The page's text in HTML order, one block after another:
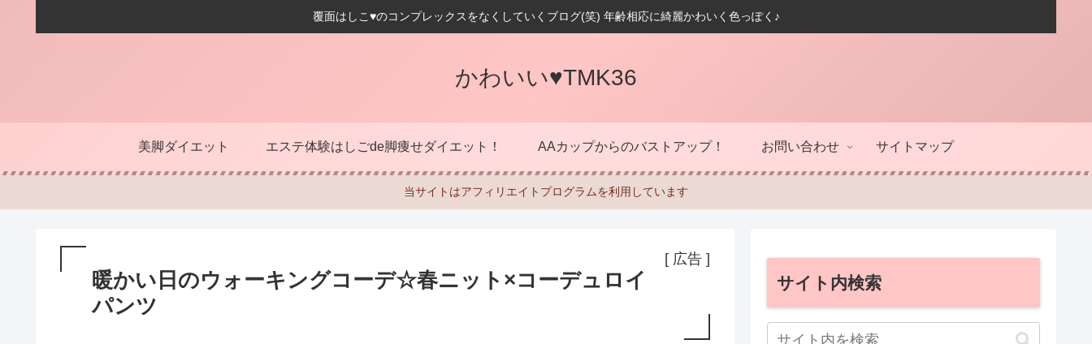
覆面はしこ♥のコンプレックスをなくしていくブログ(笑) 年齢相応に綺麗かわいく色っぽく♪
かわいい♥TMK36
美脚ダイエット エステ体験はしごde脚痩せダイエット！ AAカップからのバストアップ！ お問い合わせ サイトマップ
当サイトはアフィリエイトプログラムを利用しています
[ 広告 ]
暖かい日のウォーキングコーデ☆春ニット×コーデュロイ
パンツ
サイト内検索